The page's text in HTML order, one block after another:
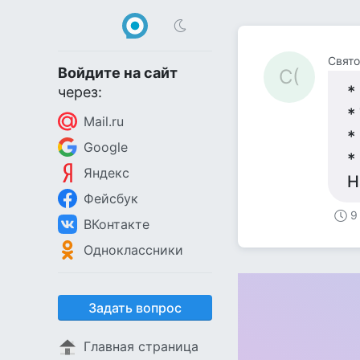
Войдите на сайт
через:
Mail.ru
Google
Яндекс
Фейсбук
ВКонтакте
Одноклассники
Задать вопрос
Главная страница
С(
*
*
*
*
9